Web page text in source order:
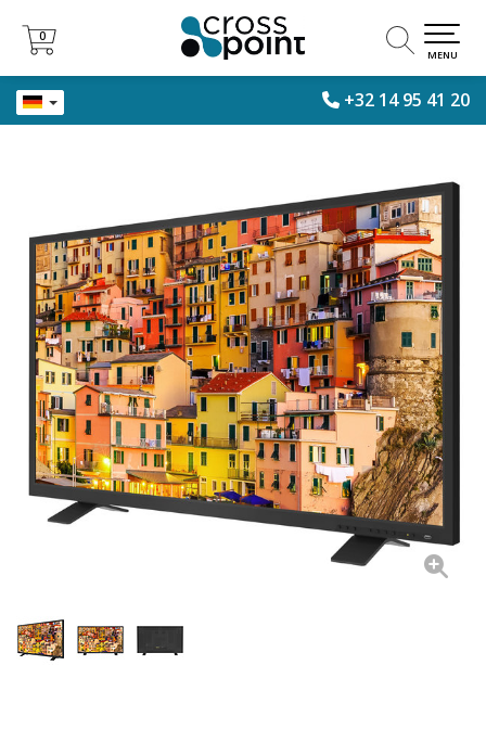
+32 14 95 41 20
0
0
MENU